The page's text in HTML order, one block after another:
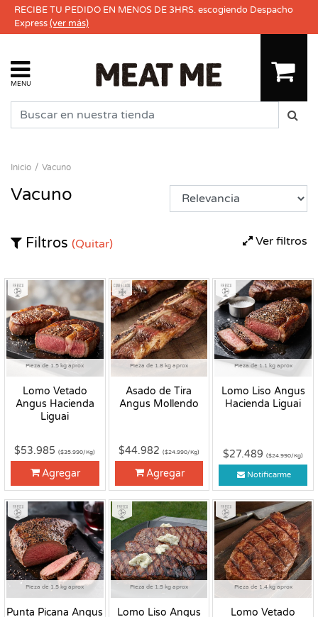
RECIBE TU PEDIDO EN MENOS DE 3HRS. escogiendo Despacho
Express(ver más)
MENU
Inicio Vacuno
Vacuno
Ver filtros
Filtros (Quitar)
Pieza de 1.5 kg aprox
Lomo Vetado
Angus Hacienda
Liguai
Fresco
$53.985($35.990/Kg)
Agregar
Pieza de 1.8 kg aprox
Asado de Tira
Angus Mollendo
Congelado
$44.982 ($24.990/Kg)
Agregar
Pieza de 1.1 kg aprox
Lomo Liso Angus
Hacienda Liguai
Fresco
$27.489($24.990/Kg)
Notificarme
Pieza de 1.5 kg aprox
Punta Picana Angus
Fresco
Pieza de 1.5 kg aprox
Lomo Liso Angus
Fresco
Pieza de 1.4 kg aprox
Lomo Vetado
Fresco